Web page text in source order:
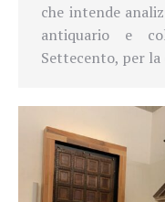
che intende
antiquario e
Settecento, per la